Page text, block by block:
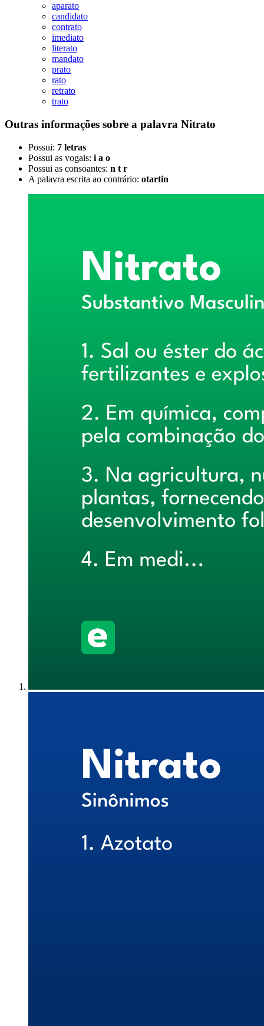
aparato
candidato
contrato
imediato
literato
mandato
prato
rato
retrato
trato
Outras informações sobre a palavra Nitrato
Possui: 7 letras
Possui as vogais: i a o
Possui as consoantes: n t r
A palavra escrita ao contrário: otartin